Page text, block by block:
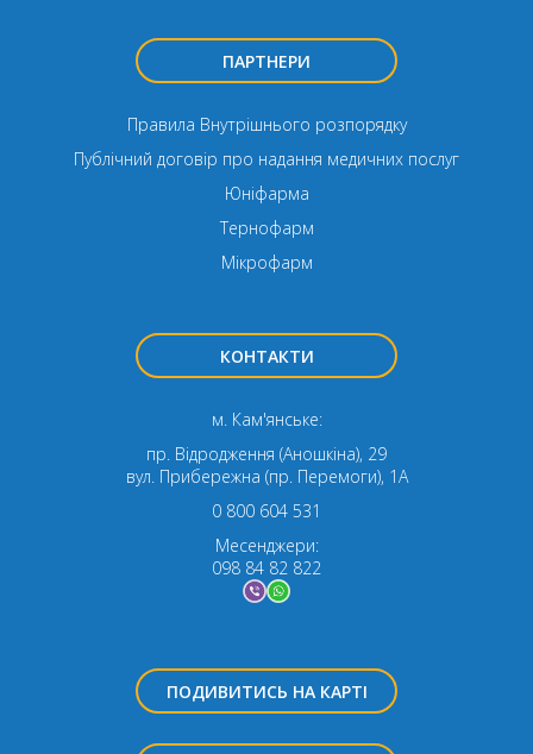
ПАРТНЕРИ
Правила Внутрішнього розпорядку
Публічний договір про надання медичних послуг
Юніфарма
Тернофарм
Мікрофарм
КОНТАКТИ
м. Кам'янське:
пр. Відродження (Аношкіна), 29
вул. Прибережна (пр. Перемоги), 1А
0 800 604 531
Месенджери:
098 84 82 822
ПОДИВИТИСЬ НА КАРТІ